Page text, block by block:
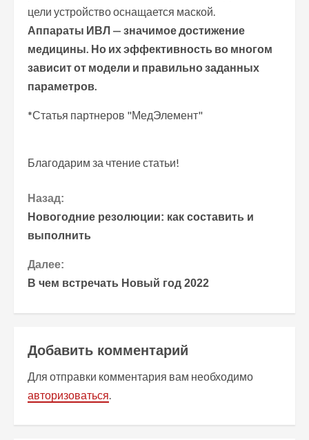
цели устройство оснащается маской.
Аппараты ИВЛ — значимое достижение
медицины. Но их эффективность во многом
зависит от модели и правильно заданных
параметров.
*Статья партнеров "МедЭлемент"
Благодарим за чтение статьи!
П
р
о
д
о
л
ж
и
Назад:
Новогодние резолюции: как составить и
выполнить
Далее:
В чем встречать Новый год 2022
Добавить комментарий
Для отправки комментария вам необходимо
авторизоваться.